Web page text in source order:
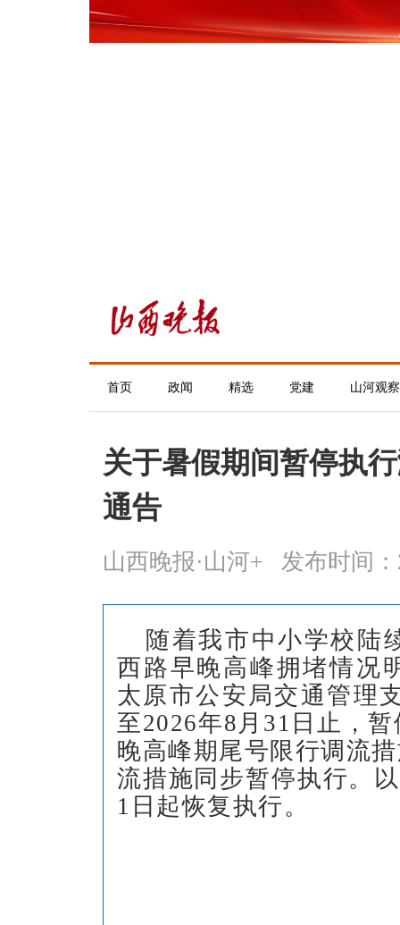
首页 政闻 精选 党建 山河观察
关于暑假期间暂停执
通告
山西晚报·山河+ 发布时间：
随着我市中小学校陆
西路早晚高峰拥堵情况
太原市公安局交通管理
至2026年8月31日止，
晚高峰期尾号限行调流
流措施同步暂停执行。
1日起恢复执行。